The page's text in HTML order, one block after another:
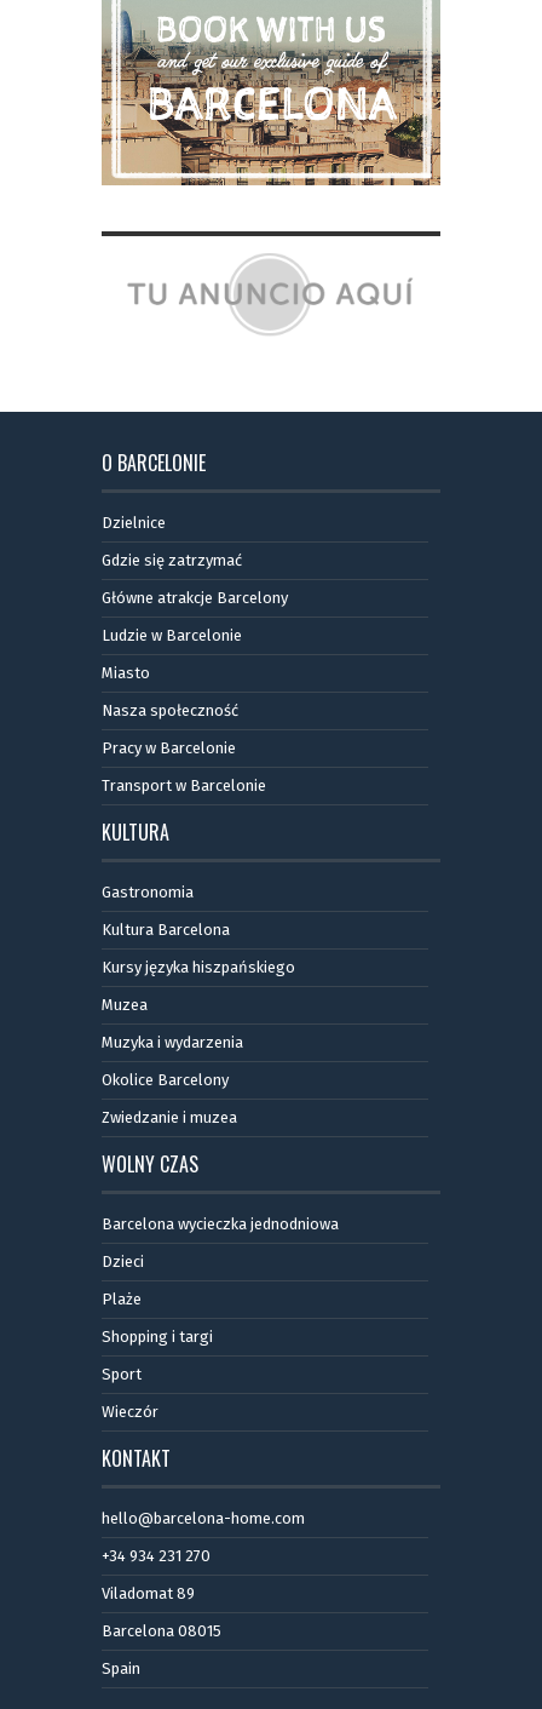
O BARCELONIE
Dzielnice
Gdzie się zatrzymać
Główne atrakcje Barcelony
Ludzie w Barcelonie
Miasto
Nasza społeczność
Pracy w Barcelonie
Transport w Barcelonie
KULTURA
Gastronomia
Kultura Barcelona
Kursy języka hiszpańskiego
Muzea
Muzyka i wydarzenia
Okolice Barcelony
Zwiedzanie i muzea
WOLNY CZAS
Barcelona wycieczka jednodniowa
Dzieci
Plaże
Shopping i targi
Sport
Wieczór
KONTAKT
hello@barcelona-home.com
+34 934 231 270
Viladomat 89
Barcelona 08015
Spain